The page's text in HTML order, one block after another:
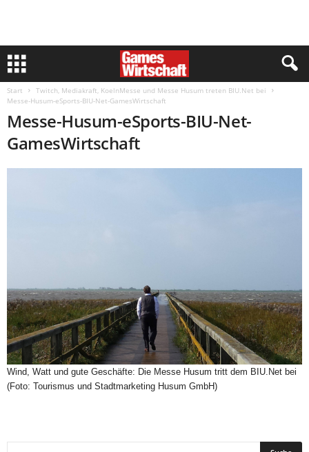
Start
Twitch, Mediakraft, KoelnMesse und Messe Husum treten BIU.Net bei
Messe-Husum-eSports-BIU-Net-GamesWirtschaft
Messe-Husum-eSports-BIU-Net-
GamesWirtschaft
Wind, Watt und gute Geschäfte: Die Messe Husum tritt dem BIU.Net bei
(Foto: Tourismus und Stadtmarketing Husum GmbH)